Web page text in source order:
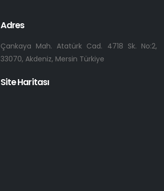
Adres
Çankaya Mah. Atatürk Cad. 4718 Sk. No:2,
33070, Akdeniz, Mersin Türkiye
Site Haritası